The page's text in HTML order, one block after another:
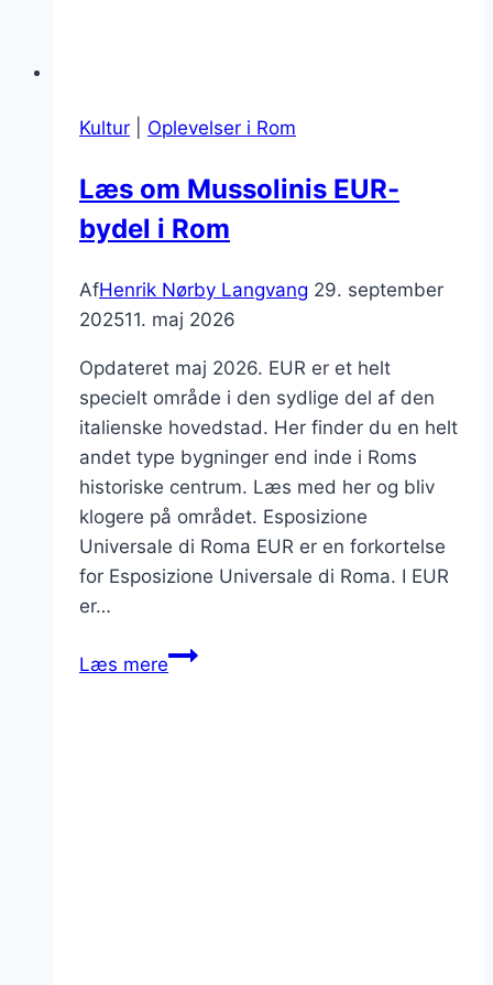
Kultur Oplevelser i Rom
Læs om Mussolinis EUR-
bydel i Rom
AfHenrik Nørby Langvang 29. september
202511. maj 2026
Opdateret maj 2026. EUR er et helt
specielt område i den sydlige del af den
italienske hovedstad. Her finder du en helt
andet type bygninger end inde i Roms
historiske centrum. Læs med her og bliv
klogere på området. Esposizione
Universale di Roma EUR er en forkortelse
for Esposizione Universale di Roma. I EUR
er…
Læs mereLæs